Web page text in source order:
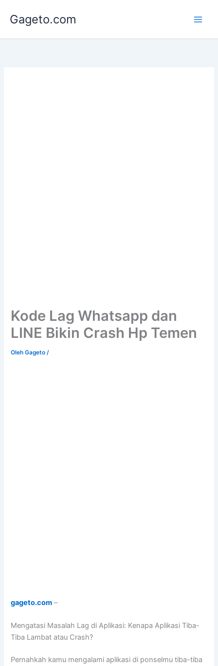
Gageto.com
Kode Lag Whatsapp dan
LINE Bikin Crash Hp Temen
OlehGageto/
gageto.com –
Mengatasi Masalah Lag di Aplikasi: Kenapa Aplikasi Tiba-
Tiba Lambat atau Crash?
Pernahkah kamu mengalami aplikasi di ponselmu tiba-tiba